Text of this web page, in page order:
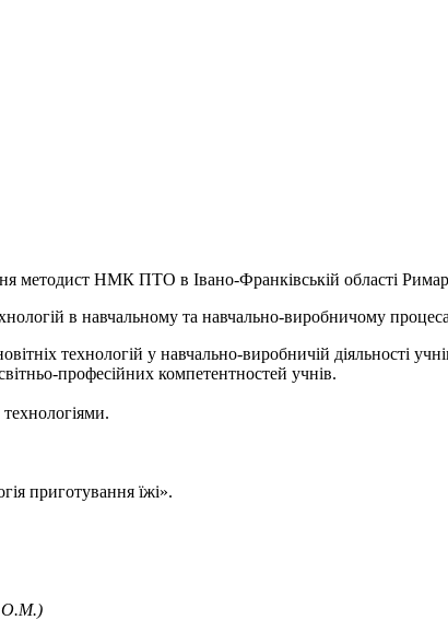
методист НМК ПТО в Івано-Франківській області
в навчальному та навчально-виробничому
технологій у навчально-виробничій діяльності
професійних компетентностей учнів.
приготування їжі».
О.М.)